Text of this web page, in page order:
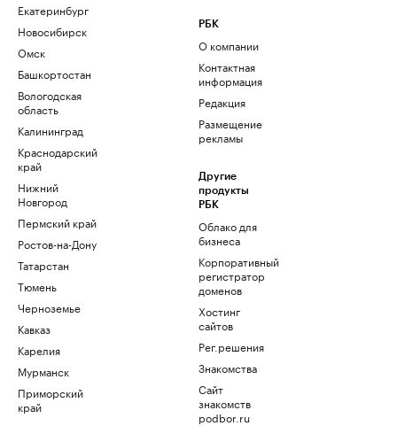
Екатеринбург
Новосибирск
Омск
Башкортостан
Вологодская
область
Калининград
Краснодарский
край
Нижний
Новгород
Пермский край
Ростов-на-Дону
Татарстан
Тюмень
Черноземье
Кавказ
Карелия
Мурманск
Приморский
край
РБК
О компании
Контактная
информация
Редакция
Размещение
рекламы
Другие
продукты
РБК
Облако для
бизнеса
Корпоративный
регистратор
доменов
Хостинг
сайтов
Рег.решения
Знакомства
Сайт
знакомств
podbor.ru